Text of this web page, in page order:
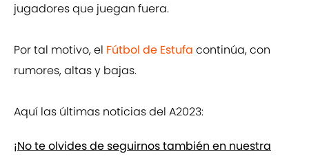
jugadores que juegan fuera.
Por tal motivo, el Fútbol de Estufa continúa, con
rumores, altas y bajas.
Aquí las últimas noticias del A2023:
¡No te olvides de seguirnos también en nuestra